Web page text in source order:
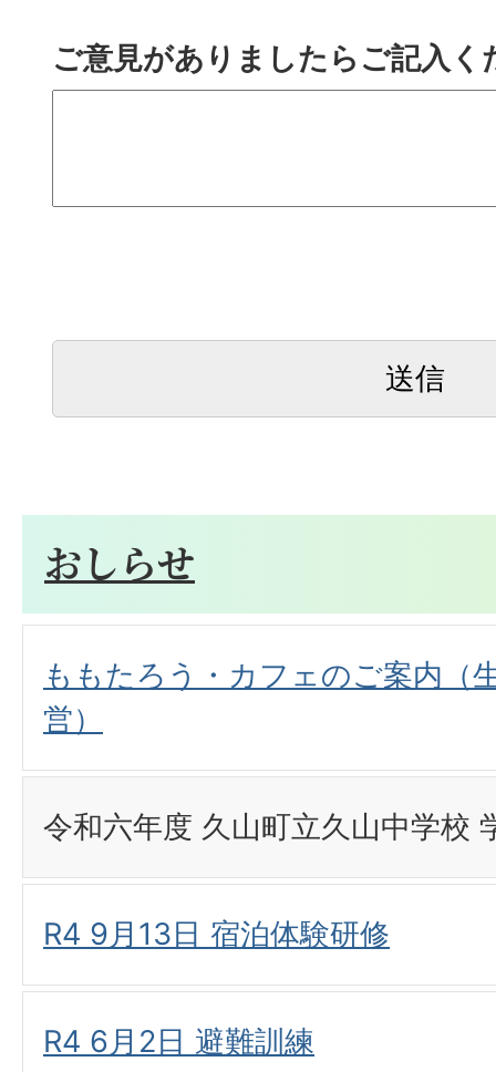
ご意見がありましたらご記入く
おしらせ
ももたろう・カフェのご案内（
営）
令和六年度 久山町立久山中学校
R4 9月13日 宿泊体験研修
R4 6月2日 避難訓練